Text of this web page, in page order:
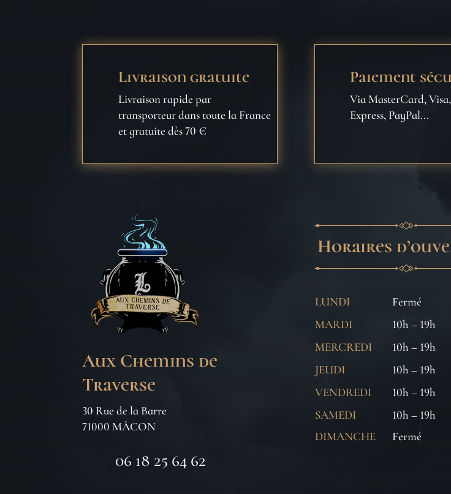
Livraison gratuite
Livraison rapide par
transporteur dans toute la France
et gratuite dès 70 €
Paiement
Via MasterCard,
Express, PayPal...
Aux Chemins de
Traverse
30 Rue de la Barre
71000 MÂCON
06 18 25 64 62
Horaires
LUNDI
Fermé
MARDI
10h – 19h
MERCREDI
10h – 19h
JEUDI
10h – 19h
VENDREDI
10h – 19h
SAMEDI
10h – 19h
DIMANCHE
Fermé